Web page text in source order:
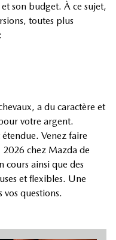
son budget. À ce sujet,
toutes plus
a du caractère et
votre argent.
Venez faire
2026 chez Mazda de
cours ainsi que des
et flexibles. Une
questions.